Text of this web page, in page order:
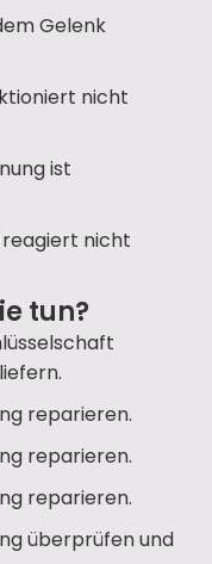
Gelenk
nicht
ist
reagiert nicht
tun?
reparieren.
reparieren.
reparieren.
überprüfen und